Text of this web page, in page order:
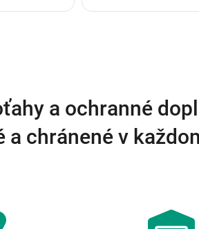
c
i
e
a ochranné
a chránené v